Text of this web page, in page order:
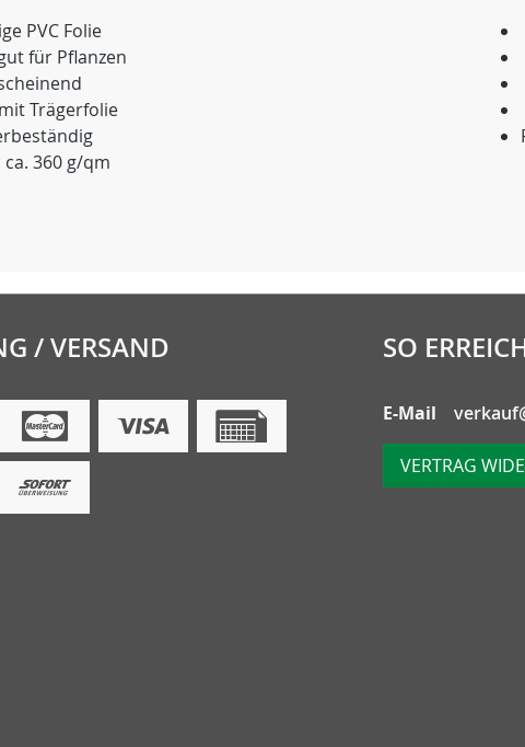
PVC Folie
für Pflanzen
Trägerfolie
ca. 360 g/qm
/ VERSAND SO
E-Mail
VERTRAG